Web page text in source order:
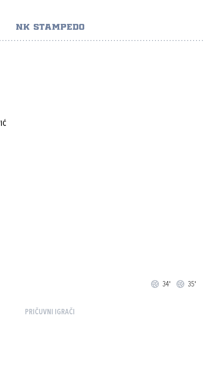
NK STAMPEDO
34' 35'
PRIČUVNI IGRAČI